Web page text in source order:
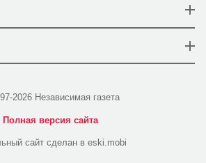
2026 Независимая газета
Полная версия сайта
сайт сделан в eski.mobi